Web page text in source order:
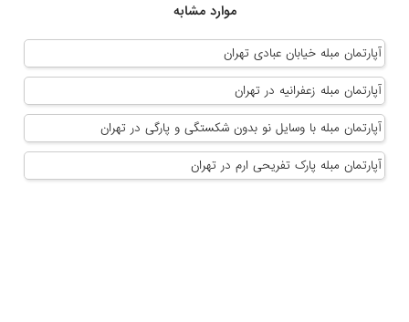
موارد مشابه
آپارتمان مبله خیابان عبادی تهران
آپارتمان مبله زعفرانیه در تهران
آپارتمان مبله با وسایل نو بدون شکستگی و پارگی در تهران
آپارتمان مبله پارک تفریحی ارم در تهران